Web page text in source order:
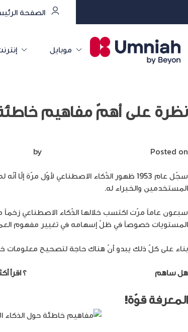
الصفحة
موبايل
نظرة على أهمّ مفاهيم
Posted on
سجّل عام 1953 ظهور الذّكاء الاصطناعي لأوّل مرّة إلّا أنّه لم يكن على المستوى نفسه من التقدّم الذي نشهده اليوم، وعلى الرّغم من ذلك لا تزال
المستخدمين والخبراء له.
سبعون عاماً مرّت اكتسب خلالها الذّكاء الاصطناعي
المستويات خصوصاً في ظلّ إسهامه في تغيير مفهوم
بناء على كلّ ذلك يبدو أنّ هناك حاجة لتصحيح معلومات
هل ساهم
؟ اقرأ
المعرفة قوّة!